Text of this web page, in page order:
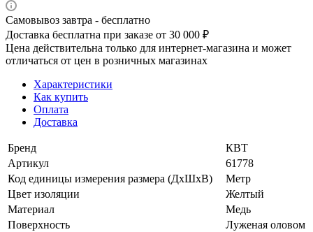
Самовывоз завтра - бесплатно
Доставка бесплатна при заказе от 30 000 ₽
Цена действительна только для интернет-магазина и может
отличаться от цен в розничных магазинах
Характеристики
Как купить
Оплата
Доставка
Бренд
КВТ
Артикул
61778
Код единицы измерения размера (ДхШхВ)
Метр
Цвет изоляции
Желтый
Материал
Медь
Поверхность
Луженая оловом